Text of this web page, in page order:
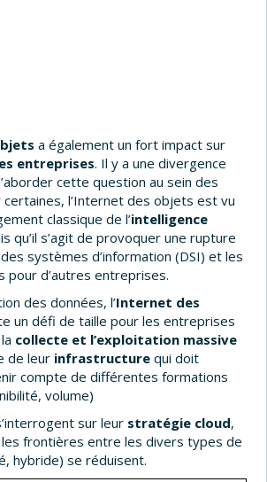
a également un fort impact sur
entreprises. Il y a une divergence
cette question au sein des
l’Internet des objets est vu
classique de l’intelligence
qu’il s’agit de provoquer une rupture
systèmes d’information (DSI) et les
pour d’autres entreprises.
des données, l’Internet des
un défi de taille pour les entreprises
collecte et l’exploitation massive
de leur infrastructure qui doit
compte de différentes formations
volume)
sur leur stratégie cloud,
les frontières entre les divers types de
hybride) se réduisent.